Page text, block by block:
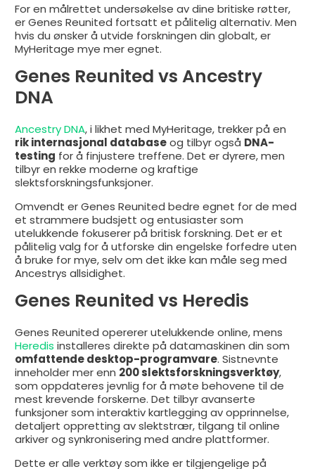
For en målrettet undersøkelse av dine britiske røtter,
er Genes Reunited fortsatt et pålitelig alternativ. Men
hvis du ønsker å utvide forskningen din globalt, er
MyHeritage mye mer egnet.
Genes Reunited vs Ancestry
DNA
Ancestry DNA, i likhet med MyHeritage, trekker på en
rik internasjonal databaseog tilbyr også DNA-
testing for å finjustere treffene. Det er dyrere, men
tilbyr en rekke moderne og kraftige
slektsforskningsfunksjoner.
Omvendt er Genes Reunited bedre egnet for de med
et strammere budsjett og entusiaster som
utelukkende fokuserer på britisk forskning. Det er et
pålitelig valg for å utforske din engelske forfedre uten
å bruke for mye, selv om det ikke kan måle seg med
Ancestrys allsidighet.
Genes Reunited vs Heredis
Genes Reunited opererer utelukkende online, mens
Heredis installeres direkte på datamaskinen din som
omfattende desktop-programvare. Sistnevnte
inneholder mer enn 200 slektsforskningsverktøy,
som oppdateres jevnlig for å møte behovene til de
mest krevende forskerne. Det tilbyr avanserte
funksjoner som interaktiv kartlegging av opprinnelse,
detaljert oppretting av slektstrær, tilgang til online
arkiver og synkronisering med andre plattformer.
Dette er alle verktøy som ikke er tilgjengelige på